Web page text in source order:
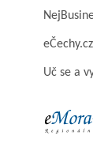
eČechy.cz
Uč se a